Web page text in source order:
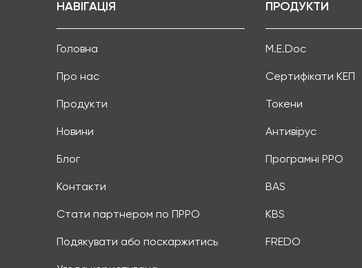
НАВІГАЦІЯ
Головна
Про нас
Продукти
Новини
Блог
Контакти
Стати партнером по ПРРО
Подякувати або поскаржитись
ПРОДУКТИ
M.E.Doc
Сертифікати КЕП
Токени
Антивірус
Програмні РРО
BAS
KBS
FREDO